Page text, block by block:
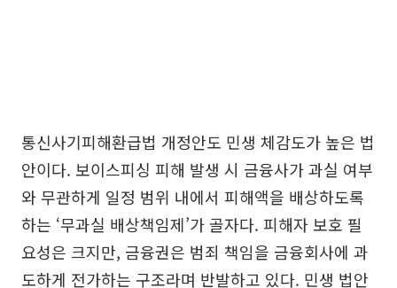
통신사기피해환급법 개정안도 민생 체감도가 높은 법
안이다. 보이스피싱 피해 발생 시 금융사가 과실 여부
와 무관하게 일정 범위 내에서 피해액을 배상하도록
하는 ‘무과실 배상책임제’가 골자다. 피해자 보호 필
요성은 크지만, 금융권은 범죄 책임을 금융회사에 과
도하게 전가하는 구조라며 반발하고 있다. 민생 법안